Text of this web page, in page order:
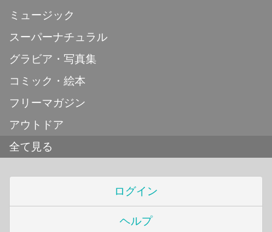
ミュージック
スーパーナチュラル
グラビア・写真集
コミック・絵本
フリーマガジン
アウトドア
全て見る
ログイン
ヘルプ